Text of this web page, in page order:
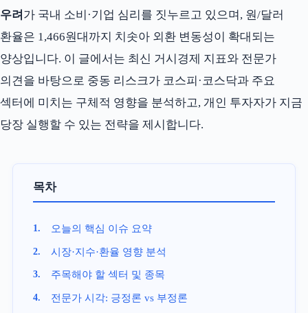
우려 가 국내 소비·기업 심리를 짓누르고 있으며, 원/달러
환율은 1,466원대까지 치솟아 외환 변동성이 확대되는
양상입니다. 이 글에서는 최신 거시경제 지표와 전문가
의견을 바탕으로 중동 리스크가 코스피·코스닥과 주요
섹터에 미치는 구체적 영향을 분석하고, 개인 투자자가 지금
당장 실행할 수 있는 전략을 제시합니다.
목차
오늘의 핵심 이슈 요약
시장·지수·환율 영향 분석
주목해야 할 섹터 및 종목
전문가 시각: 긍정론 vs 부정론